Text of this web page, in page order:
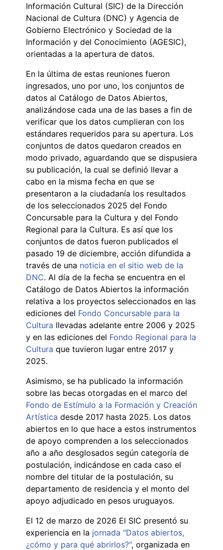
Información Cultural (SIC) de la Dirección
Nacional de Cultura (DNC) y Agencia de
Gobierno Electrónico y Sociedad de la
Información y del Conocimiento (AGESIC),
orientadas a la apertura de datos.
En la última de estas reuniones fueron
ingresados, uno por uno, los conjuntos de
datos al Catálogo de Datos Abiertos,
analizándose cada una de las bases a fin de
verificar que los datos cumplieran con los
estándares requeridos para su apertura. Los
conjuntos de datos quedaron creados en
modo privado, aguardando que se dispusiera
su publicación, la cual se definió llevar a
cabo en la misma fecha en que se
presentaron a la ciudadanía los resultados
de los seleccionados 2025 del Fondo
Concursable para la Cultura y del Fondo
Regional para la Cultura. Es así que los
conjuntos de datos fueron publicados el
pasado 19 de diciembre, acción difundida a
través de una noticia en el sitio web de la
DNC. Al día de la fecha se encuentra en el
Catálogo de Datos Abiertos la información
relativa a los proyectos seleccionados en las
ediciones del Fondo Concursable para la
Cultura llevadas adelante entre 2006 y 2025
y en las ediciones del Fondo Regional para la
Cultura que tuvieron lugar entre 2017 y
2025.
Asimismo, se ha publicado la información
sobre las becas otorgadas en el marco del
Fondo de Estímulo a la Formación y Creación
Artística desde 2017 hasta 2025. Los datos
abiertos en lo que hace a estos instrumentos
de apoyo comprenden a los seleccionados
año a año desglosados según categoría de
postulación, indicándose en cada caso el
nombre del titular de la postulación, su
departamento de residencia y el monto del
apoyo adjudicado en pesos uruguayos.
El 12 de marzo de 2026 El SIC presentó su
experiencia en la jornada "Datos abiertos,
¿cómo y para qué abrirlos?", organizada en